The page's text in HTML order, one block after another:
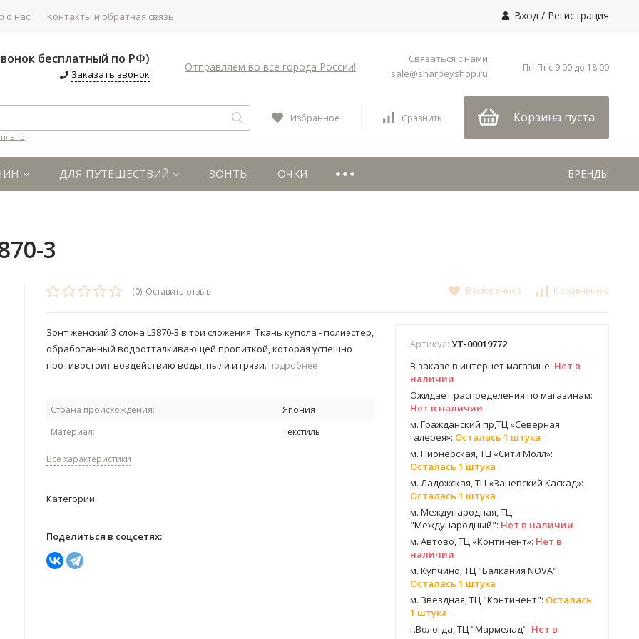
о нас Контакты и обратная связь Вход / Регистрация
бесплатный по РФ)
Заказать звонок
Отправляем во все города России!
Связаться с нами
sale@sharpeyshop.ru
Пн-Пт с 9.00 до 18.00
Избранное Сравнить Корзина пуста
ДЛЯ ПУТЕШЕСТВИЙ ЗОНТЫ ОЧКИ БРЕНДЫ
3
(0) Оставить отзыв В избранное К сравнению
Зонт женский 3 слона L3870-3 ​​в три сложения. ​Ткань купола - полиэстер,
обработанный водоотталкивающей пропиткой, которая успешно
противостоит воздействию воды, пыли и грязи. подробнее
Страна происхождения:
Япония
Материал:
Текстиль
Все характеристики
Категории:
Поделиться в соцсетях:
Артикул: УТ-00019772
В заказе в интернет магазине: Нет в
наличии
Ожидает распределения по магазинам:
Нет в наличии
м. Гражданский пр,ТЦ «Северная
галерея»: Осталась 1 штука
м. Пионерская, ТЦ «Сити Молл»:
Осталась 1 штука
м. Ладожская, ТЦ «Заневский Каскад»:
Осталась 1 штука
м. Международная, ТЦ
"Международный": Нет в наличии
м. Автово, ТЦ «Континент»: Нет в
наличии
м. Купчино, ТЦ "Балкания NOVA":
Осталась 1 штука
м. Звездная, ТЦ "Континент": Осталась
1 штука
г.Вологда, ТЦ "Мармелад": Нет в